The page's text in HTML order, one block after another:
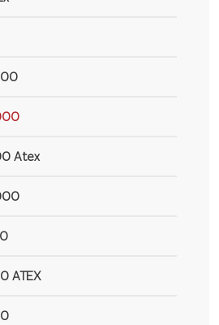
Atex
ATEX